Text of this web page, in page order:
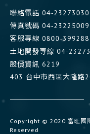
聯絡電話 04-23273030
傳真號碼 04-23225009
客服專線 0800-399288
土地開發專線 04-
股價資訊 6219
403 台中市西區大隆路
Copyright © 2020 富旺國
Reserved